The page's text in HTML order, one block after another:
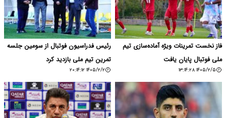
فاز نخست تمرینات ویژه آماده‌سازی تیم
ملی فوتبال پایان یافت
۱۴۰۵/۲/۵ ۱۳:۱۴:۲۸
رئیس فدراسیون فوتبال از سومین جلسه
تمرین تیم ملی بازدید کرد
۱۴۰۵/۲/۲ ۲۰:۱۴:۱۲